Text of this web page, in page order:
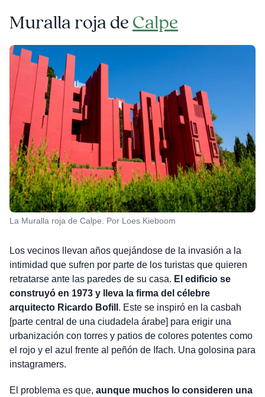
Muralla roja deCalpe
La Muralla roja de Calpe. Por Loes Kieboom
Los vecinos llevan años quejándose de la invasión a la
intimidad que sufren por parte de los turistas que quieren
retratarse ante las paredes de su casa. El edificio se
construyó en 1973 y lleva la firma del célebre
arquitecto Ricardo Bofill . Este se inspiró en la casbah
[parte central de una ciudadela árabe] para erigir una
urbanización con torres y patios de colores potentes como
el rojo y el azul frente al peñón de Ifach. Una golosina para
instagramers.
El problema es que, aunque muchos lo consideren una